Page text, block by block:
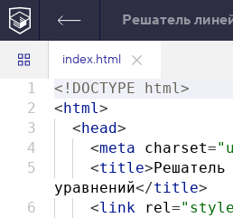
Решатель
index.html
1
2
3
4
5
6
<!DOCTYPE html>
<html>
<head>
<meta charset=
<title>
уравнений</title>
<link rel=